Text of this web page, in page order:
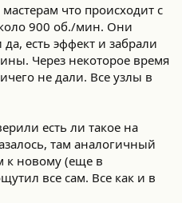
что происходит с
900 об./мин. Они
есть эффект и забрали
Через некоторое время
не дали. Все узлы в
есть ли такое на
там аналогичный
к новому (еще в
все сам. Все как и в